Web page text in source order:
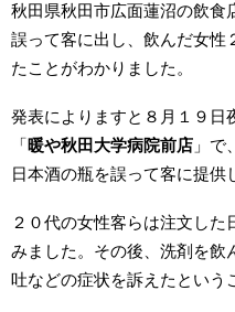
秋田県秋田市広面蓮沼の飲食
誤って客に出し、飲んだ女性
たことがわかりました。
発表によりますと８月１９日
「暖や秋田大学病院前店 」で
日本酒の瓶を誤って客に提供
２０代の女性客らは注文し
みました。その後、洗剤を飲
吐などの症状を訴えたという